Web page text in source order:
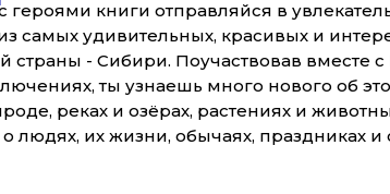
героями книги отправляйся в
самых удивительных, красивых и
- Сибири. Поучаствовав вместе с
ты узнаешь много нового об
реках и озёрах, растениях и
людях, их жизни, обычаях, праздниках и